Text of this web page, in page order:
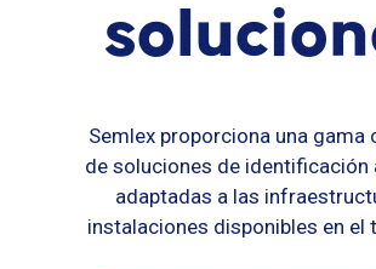
Semlex proporciona una gama
de soluciones de identificación
adaptadas a las
instalaciones disponibles en el